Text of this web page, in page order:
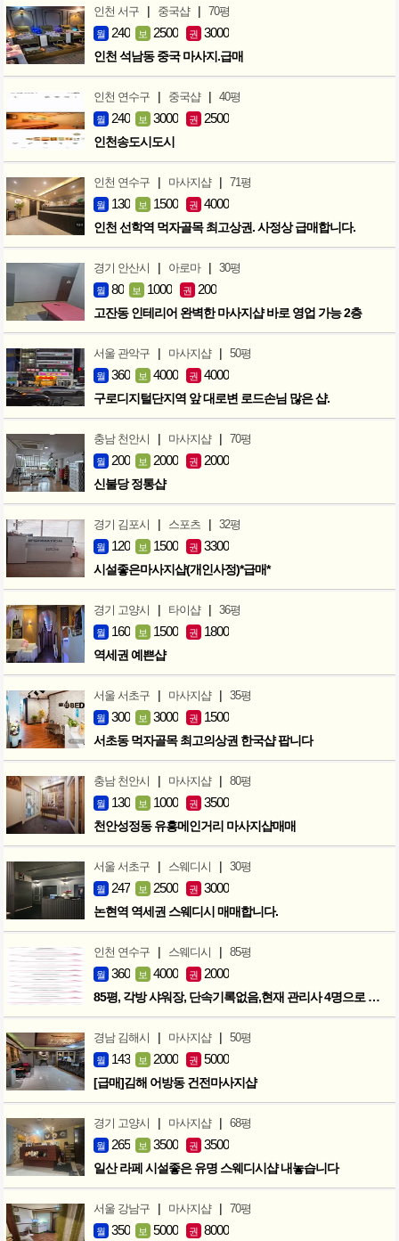
인천 서구 | 중국샵 | 70평
월 240 보 2500 권 3000
인천 석남동 중국 마사지.급매
인천 연수구 | 중국샵 | 40평
월 240 보 3000 권 2500
인천송도시도시
인천 연수구 | 마사지샵 | 71평
월 130 보 1500 권 4000
인천 선학역 먹자골목 최고상권. 사정상 급매합니다.
경기 안산시 | 아로마 | 30평
월 80 보 1000 권 200
고잔동 인테리어 완벽한 마사지샵 바로 영업 가능 2층
서울 관악구 | 마사지샵 | 50평
월 360 보 4000 권 4000
구로디지털단지역 앞 대로변 로드손님 많은 샵.
충남 천안시 | 마사지샵 | 70평
월 200 보 2000 권 2000
신불당 정통샵
경기 김포시 | 스포츠 | 32평
월 120 보 1500 권 3300
시설좋은마사지샵(개인사정)*급매*
경기 고양시 | 타이샵 | 36평
월 160 보 1500 권 1800
역세권 예쁜샵
서울 서초구 | 마사지샵 | 35평
월 300 보 3000 권 1500
서초동 먹자골목 최고의상권 한국샵 팝니다
충남 천안시 | 마사지샵 | 80평
월 130 보 1000 권 3500
천안성정동 유흥메인거리 마사지샵매매
서울 서초구 | 스웨디시 | 30평
월 247 보 2500 권 3000
논현역 역세권 스웨디시 매매합니다.
인천 연수구 | 스웨디시 | 85평
월 360 보 4000 권 2000
85평, 각방 샤워장, 단속기록없음,현재 관리사 4명으로 성업중
경남 김해시 | 마사지샵 | 50평
월 143 보 2000 권 5000
[급매]김해 어방동 건전마사지샵
경기 고양시 | 마사지샵 | 68평
월 265 보 3500 권 3500
일산 라페 시설좋은 유명 스웨디시샵 내놓습니다
서울 강남구 | 마사지샵 | 70평
월 350 보 5000 권 8000